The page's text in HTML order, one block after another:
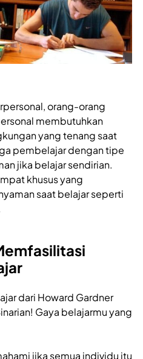
orang-orang
membutuhkan
yang tenang saat
pembelajar dengan tipe
jika belajar sendirian.
khusus yang
saat belajar seperti
dari Howard Gardner
Gaya belajarmu yang
jika semua individu itu